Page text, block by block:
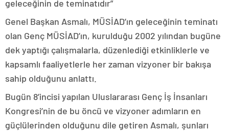
geleceğinin de teminatıdır”
Genel Başkan Asmalı, MÜSİAD’ın geleceğinin teminatı
olan Genç MÜSİAD’ın, kurulduğu 2002 yılından bugüne
dek yaptığı çalışmalarla, düzenlediği etkinliklerle ve
kapsamlı faaliyetlerle her zaman vizyoner bir bakışa
sahip olduğunu anlattı.
Bugün 8’incisi yapılan Uluslararası Genç İş İnsanları
Kongresi’nin de bu öncü ve vizyoner adımların en
güçlülerinden olduğunu dile getiren Asmalı, şunları